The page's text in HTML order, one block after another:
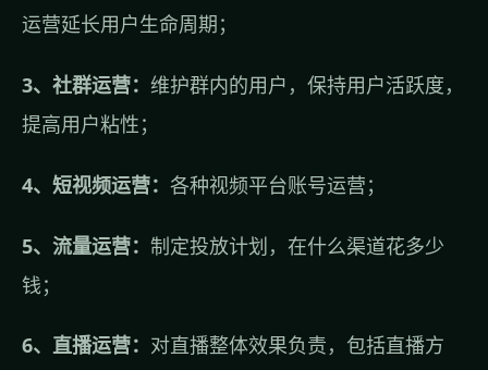
运营延长用户生命周期；
3、社群运营： 维护群内的用户，保持用户活跃度，
提高用户粘性；
4、短视频运营： 各种视频平台账号运营；
5、流量运营： 制定投放计划，在什么渠道花多少
钱；
6、直播运营： 对直播整体效果负责，包括直播方